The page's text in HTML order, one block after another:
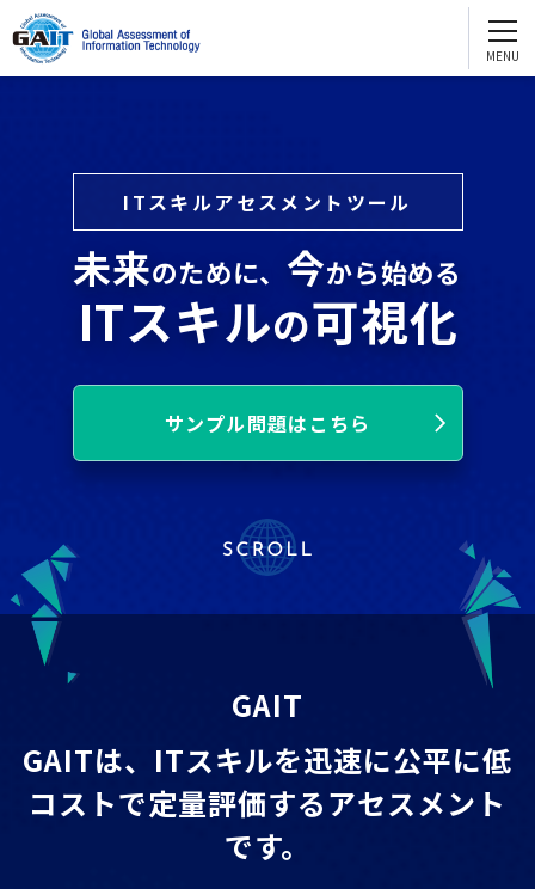
団体受験 個人受験
GAITを知る
人財評価
人財育成
配置転換
ITエンジニア研修
FAQ
ITスキルアセスメントツール
未来のために、 今から始める
ITスキルの可視化
サンプル問題はこちら
GAIT
GAITは、ITスキルを迅速に公平に低
コストで定量評価するアセスメント
です。